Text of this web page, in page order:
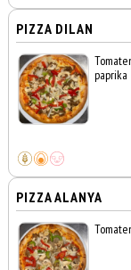
PIZZA DILAN
paprika
PIZZA ALANYA